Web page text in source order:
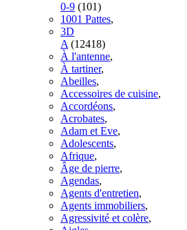
0-9 (101)
1001 Pattes,
3D
A (12418)
À l'antenne,
À tartiner,
Abeilles,
Accessoires de cuisine,
Accordéons,
Acrobates,
Adam et Eve,
Adolescents,
Afrique,
Âge de pierre,
Agendas,
Agents d'entretien,
Agents immobiliers,
Agressivité et colère,